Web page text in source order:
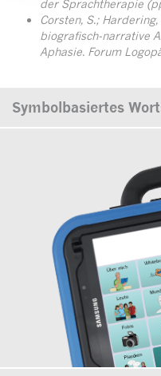
der Sprachtherapie
Corsten, S.;
biografisch-narrative
Aphasie. Forum
Symbolbasiertes